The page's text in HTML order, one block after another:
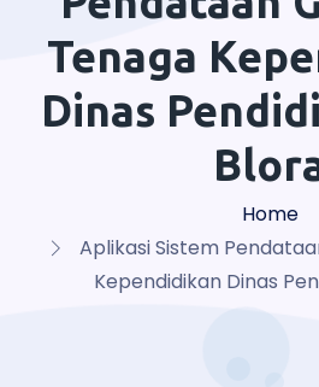
Tenaga
Dinas
Home
Aplikasi Sistem
Kependidikan Dinas